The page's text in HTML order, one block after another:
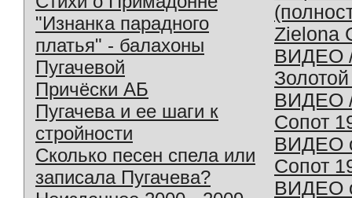
"Изнанка парадного
платья" - балахоны
Пугачевой
Причёски АБ
Пугачева и ее шаги к
стройности
Сколько песен спела или
записала Пугачева?
Zielona
ВИДЕО
ВИДЕО
Сопот
ВИДЕО
Сопот
ВИДЕО